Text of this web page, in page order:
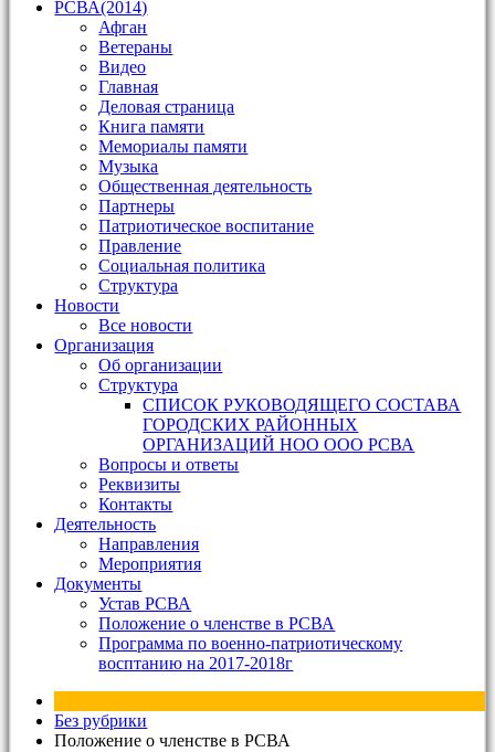
РСВА(2014)
Афган
Ветераны
Видео
Главная
Деловая страница
Книга памяти
Мемориалы памяти
Музыка
Общественная деятельность
Партнеры
Патриотическое воспитание
Правление
Социальная политика
Структура
Новости
Все новости
Организация
Об организации
Структура
СПИСОК РУКОВОДЯЩЕГО СОСТАВА
ГОРОДСКИХ РАЙОННЫХ
ОРГАНИЗАЦИЙ НОО ООО РСВА
Вопросы и ответы
Реквизиты
Контакты
Деятельность
Направления
Мероприятия
Документы
Устав РСВА
Положение о членстве в РСВА
Программа по военно-патриотическому
восптанию на 2017-2018г
Без рубрики
Положение о членстве в РСВА